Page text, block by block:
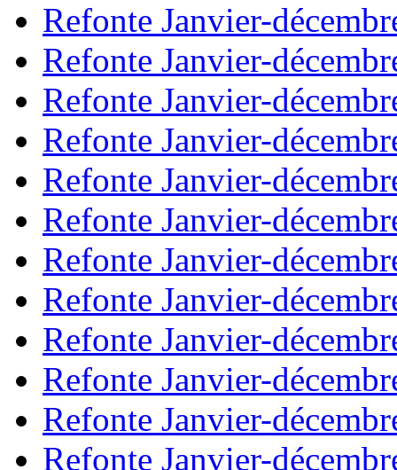
Refonte Janvier-
Refonte Janvier-
Refonte Janvier-
Refonte Janvier-
Refonte Janvier-
Refonte Janvier-
Refonte Janvier-
Refonte Janvier-
Refonte Janvier-
Refonte Janvier-
Refonte Janvier-
Refonte Janvier-